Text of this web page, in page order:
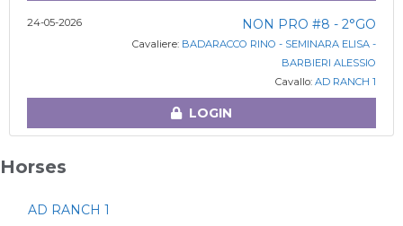
24-05-2026 NON PRO #8 - 2°GO
Cavaliere: BADARACCO RINO - SEMINARA ELISA -
BARBIERI ALESSIO
Cavallo: AD RANCH 1
LOGIN
Horses
AD RANCH 1